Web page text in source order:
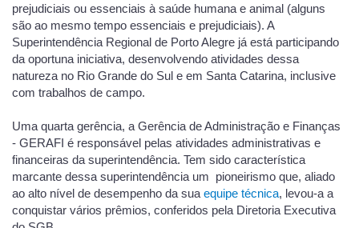
prejudiciais ou essenciais à saúde humana e animal (alguns
são ao mesmo tempo essenciais e prejudiciais). A
Superintendência Regional de Porto Alegre já está participando
da oportuna iniciativa, desenvolvendo atividades dessa
natureza no Rio Grande do Sul e em Santa Catarina, inclusive
com trabalhos de campo.
Uma quarta gerência, a Gerência de Administração e Finanças
- GERAFI é responsável pelas atividades administrativas e
financeiras da superintendência. Tem sido característica
marcante dessa superintendência um pioneirismo que, aliado
ao alto nível de desempenho da suaequipe técnica, levou-a a
conquistar vários prêmios, conferidos pela Diretoria Executiva